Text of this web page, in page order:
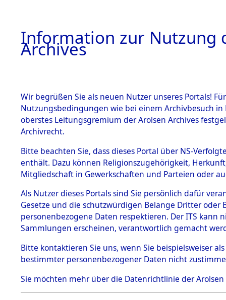
BESTÄNDE
1.
mente
5. Verschiedenes
5.3
Todesmärsche
5.3.1 Alliierte
Erhebungen
zu
Todesmärsch
en
5.3.2
0126
Information zur Nutzung
Archives
Wir begrüßen Sie als neuen Nutzer unseres Portals!
Nutzungsbedingungen wie bei einem Archivbesuch
oberstes Leitungsgremium der Arolsen Archives
Archivrecht.
Bitte beachten Sie, dass dieses Portal über NS-
enthält. Dazu können Religionszugehörigkeit,
Mitgliedschaft in Gewerkschaften und Parteien oder
Als Nutzer dieses Portals sind Sie persönlich dafür
Gesetze und die schutzwürdigen Belange Dritter
personenbezogene Daten respektieren. Der ITS
Sammlungen erscheinen, verantwortlich gemacht
Bitte kontaktieren Sie uns, wenn Sie beispielsweiser
bestimmter personenbezogener Daten nicht
Sie möchten mehr über die Datenrichtlinie der Arolsen